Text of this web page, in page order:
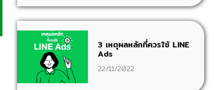
3 เหตุผลหลักที่ควรใช้ LINE
Ads
22/11/2022